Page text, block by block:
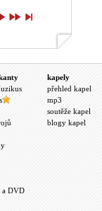
a DVD
kapely
přehled kapel
mp3
soutěže kapel
blogy kapel